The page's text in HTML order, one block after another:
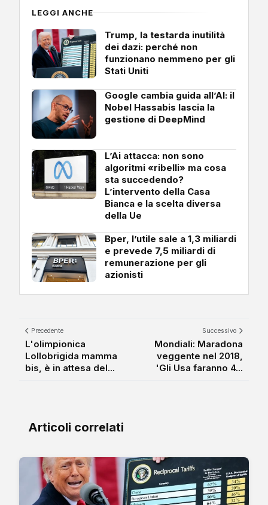
LEGGI ANCHE
Trump, la testarda inutilità
dei dazi: perché non
funzionano nemmeno per gli
Stati Uniti
Google cambia guida all’AI: il
Nobel Hassabis lascia la
gestione di DeepMind
L’Ai attacca: non sono
algoritmi «ribelli» ma cosa
sta succedendo?
L’intervento della Casa
Bianca e la scelta diversa
della Ue
Bper, l’utile sale a 1,3 miliardi
e prevede 7,5 miliardi di
remunerazione per gli
azionisti
Precedente
L'olimpionica
Lollobrigida mamma
bis, è in attesa del...
Successivo
Mondiali: Maradona
veggente nel 2018,
'Gli Usa faranno 4...
Articoli correlati